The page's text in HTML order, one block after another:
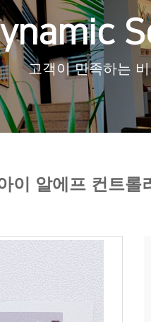
고객이 만족하는
이 알에프 컨트롤